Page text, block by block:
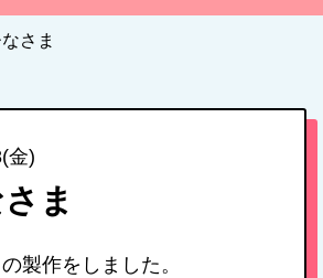
さま
金)
ま
製作をしました。